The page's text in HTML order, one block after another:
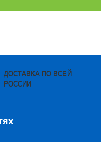
ДОСТАВКА ПО ВСЕЙ
РОССИИ